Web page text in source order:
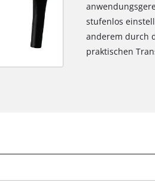
stufenlos
anderem durch
praktischen